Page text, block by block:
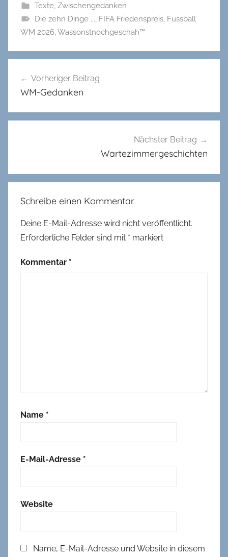
Texte, Zwischengedanken
Die zehn Dinge ... FIFA Friedenspreis, Fussball
WM 2026 Wassonstnochgeschah™
Vorheriger Beitrag
WM-Gedanken
Nächster Beitrag
Wartezimmergeschichten
Schreibe einen Kommentar
Deine E-Mail-Adresse wird nicht veröffentlicht.
Erforderliche Felder sind mit * markiert
Kommentar *
Name *
E-Mail-Adresse *
Website
Name, E-Mail-Adresse und Website in diesem